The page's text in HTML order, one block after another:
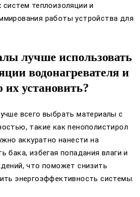
теплоизоляции и
работы устройства для
лучше использовать
водонагревателя и
установить?
всего выбрать материалы с
такие как пенополистирол
аккуратно нанести на
бака, избегая попадания влаги и
что поможет снизить
энергоэффективность системы.